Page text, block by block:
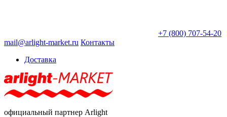
+7 (800) 707-54-20
mail@arlight-market.ru Контакты
Доставка
официальный партнер Arlight